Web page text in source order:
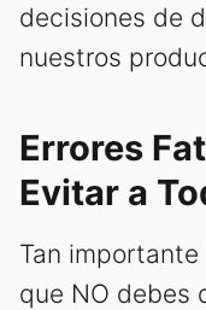
decisiones de
nuestros
Errores
Evitar a
Tan
que NO debes